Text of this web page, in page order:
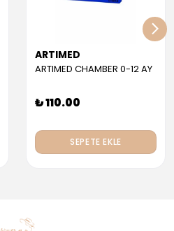
ARTIMED
ARTIMED CHAMBER 0-12 AY
₺ 110.00
SEPETE EKLE